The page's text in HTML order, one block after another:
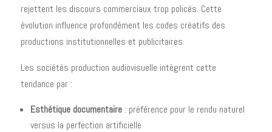
rejettent les discours commerciaux trop policés. Cette
évolution influence profondément les codes créatifs des
productions institutionnelles et publicitaires.
Les sociétés production audiovisuelle intègrent cette
tendance par :
Esthétique documentaire: préférence pour le rendu naturel
versus la perfection artificielle